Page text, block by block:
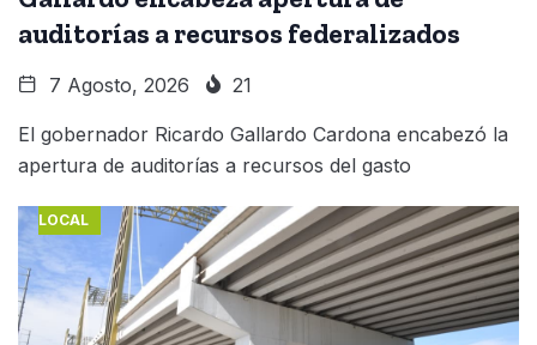
auditorías a recursos federalizados
7 Agosto, 2026 21
El gobernador Ricardo Gallardo Cardona encabezó la
apertura de auditorías a recursos del gasto
LOCAL